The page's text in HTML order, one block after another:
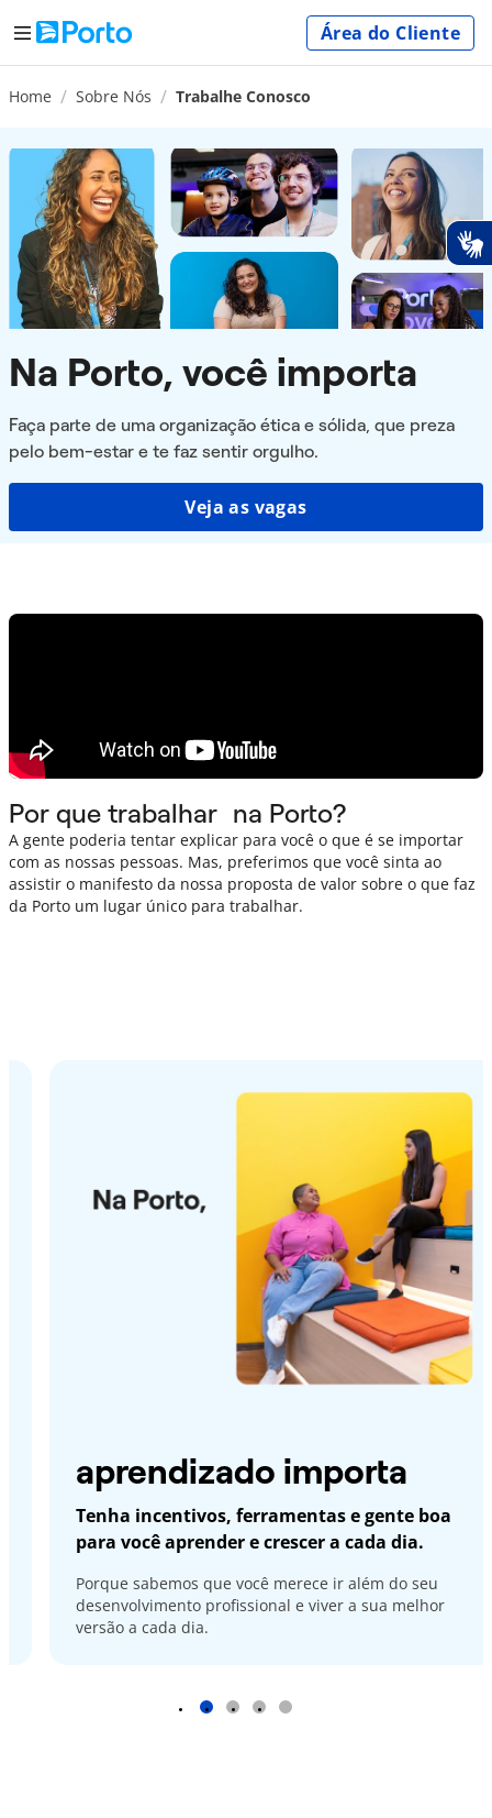
Área do Cliente
Home Sobre Nós Trabalhe Conosco
Na Porto, você importa
Faça parte de uma organização ética e sólida, que preza
pelo bem-estar e te faz sentir orgulho.
Veja as vagas
Por que trabalhar na Porto?
A gente poderia tentar explicar para você o que é se importar
com as nossas pessoas. Mas, preferimos que você sinta ao
assistir o manifesto da nossa proposta de valor sobre o que faz
da Porto um lugar único para trabalhar.
aprendizado importa
Tenha incentivos, ferramentas e gente boa
para você aprender e crescer a cada dia.
Porque sabemos que você merece ir além do seu
desenvolvimento profissional e viver a sua melhor
versão a cada dia.
1 2 3 4